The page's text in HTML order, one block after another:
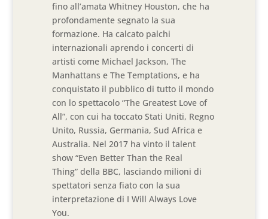
fino all’amata Whitney Houston, che ha
profondamente segnato la sua
formazione. Ha calcato palchi
internazionali aprendo i concerti di
artisti come Michael Jackson, The
Manhattans e The Temptations, e ha
conquistato il pubblico di tutto il mondo
con lo spettacolo “The Greatest Love of
All”, con cui ha toccato Stati Uniti, Regno
Unito, Russia, Germania, Sud Africa e
Australia. Nel 2017 ha vinto il talent
show “Even Better Than the Real
Thing” della BBC, lasciando milioni di
spettatori senza fiato con la sua
interpretazione di I Will Always Love
You.